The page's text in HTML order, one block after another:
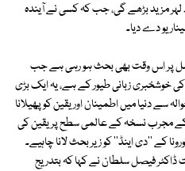
مزید بڑھے گی، جب کہ کسی نے آیندہ
دے دیا۔
پر اس وقت بھی بحث ہو رہی ہے جب
خوشخبری زبانی طیور کے ہے، یہ ایک بڑی
دنیا میں اطمینان اور یقین کو پھیلانا
مجرب نسخہ کے عالمی سطح پر یقین کی
کے ''دی اینڈ'' کو زیر بحث لانا چاہیے۔
فیصل سلطان نے کہا کہ بتدریج